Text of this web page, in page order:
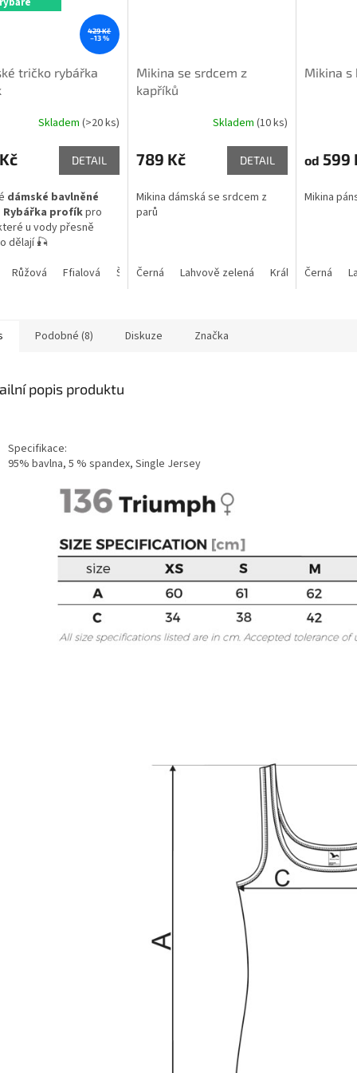
429 Kč
–13 %
tričko rybářka
Skladem (>20 ks)
DETAIL
dámské bavlněné
profíkpro
u vody přesně
dělají 🎣
Růžová
Ffialová Šedý melír
Mikina se srdcem z
kapříků
produktu
je
z
5
Skladem (10 ks)
789 Kč DETAIL
Mikina dámská se srdcem z
parů
Černá Lahvově zelená Královská modrá
Mikina s
od 599
Mikina
Černá
Podobné (8) Diskuze Značka
popis produktu
Specifikace:
95% bavlna, 5 % spandex, Single Jersey